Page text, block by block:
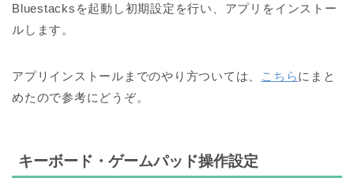
Bluestacksを起動し初期設定を行い、アプリをインストー
ルします。
アプリインストールまでのやり方ついては、 こちらにまと
めたので参考にどうぞ。
キーボード・ゲームパッド操作設定